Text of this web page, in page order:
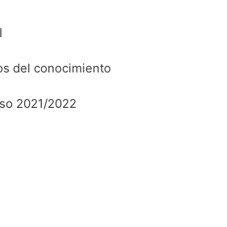
del conocimiento
2021/2022